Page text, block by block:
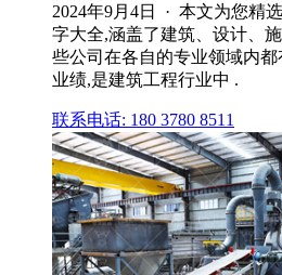
2024年9月4日 · 本文为您精
字大全,涵盖了建筑、设计、
些公司在各自的专业领域内
业绩,是建筑工程行业中 .
联系电话: 180 3780 8511